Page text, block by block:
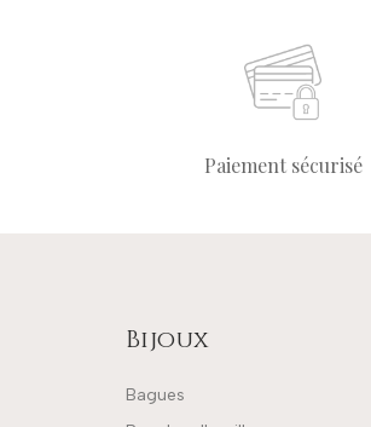
Paiement sécurisé
Bijoux
Bagues